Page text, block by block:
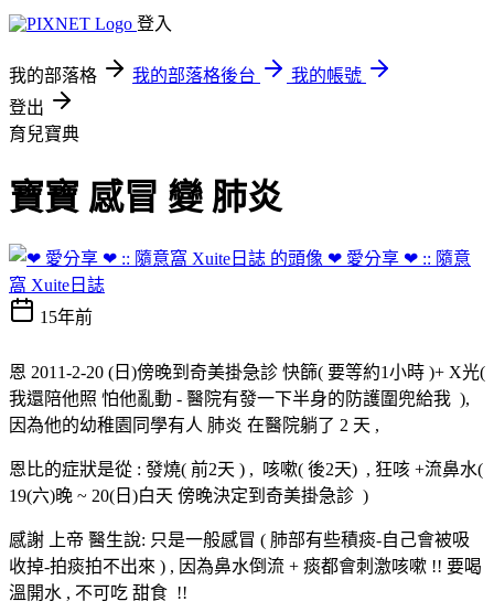
登入
我的部落格 我的部落格後台
我的帳號
登出
育兒寶典
寶寶 感冒 變 肺炎
❤ 愛分享 ❤ :: 隨意
窩 Xuite日誌
15年前
恩 2011-2-20 (日)傍晚到奇美掛急診 快篩( 要等約1小時 )+ X光(
我還陪他照 怕他亂動 - 醫院有發一下半身的防護圍兜給我 ),
因為他的幼稚園同學有人 肺炎 在醫院躺了 2 天 ,
恩比的症狀是從 : 發燒( 前2天 ) , 咳嗽( 後2天) , 狂咳 +流鼻水(
19(六)晚 ~ 20(日)白天 傍晚決定到奇美掛急診 )
感謝 上帝 醫生說: 只是一般感冒 ( 肺部有些積痰-自己會被吸
收掉-拍痰拍不出來 ) , 因為鼻水倒流 + 痰都會刺激咳嗽 !! 要喝
溫開水 , 不可吃 甜食 !!